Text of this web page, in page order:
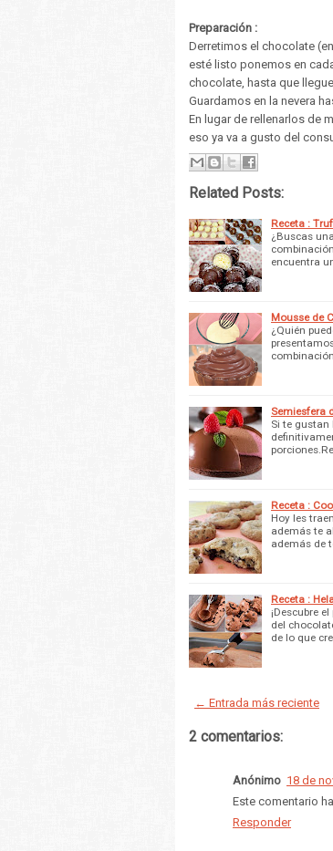
Preparación :
Derretimos el chocolate
esté listo ponemos en
chocolate, hasta que
Guardamos en la nevera
En lugar de rellenarlos de
eso ya va a gusto del
Related Posts:
Receta :
¿Buscas
encuentra
Mousse de
¿Quién
Semiesfera
Si te gustan
Receta :
Hoy les
además te
además de
Receta :
¡Descubre
del
de lo que
← Entrada más reciente
2 comentarios:
Anónimo 18 de
Este comentario
Responder